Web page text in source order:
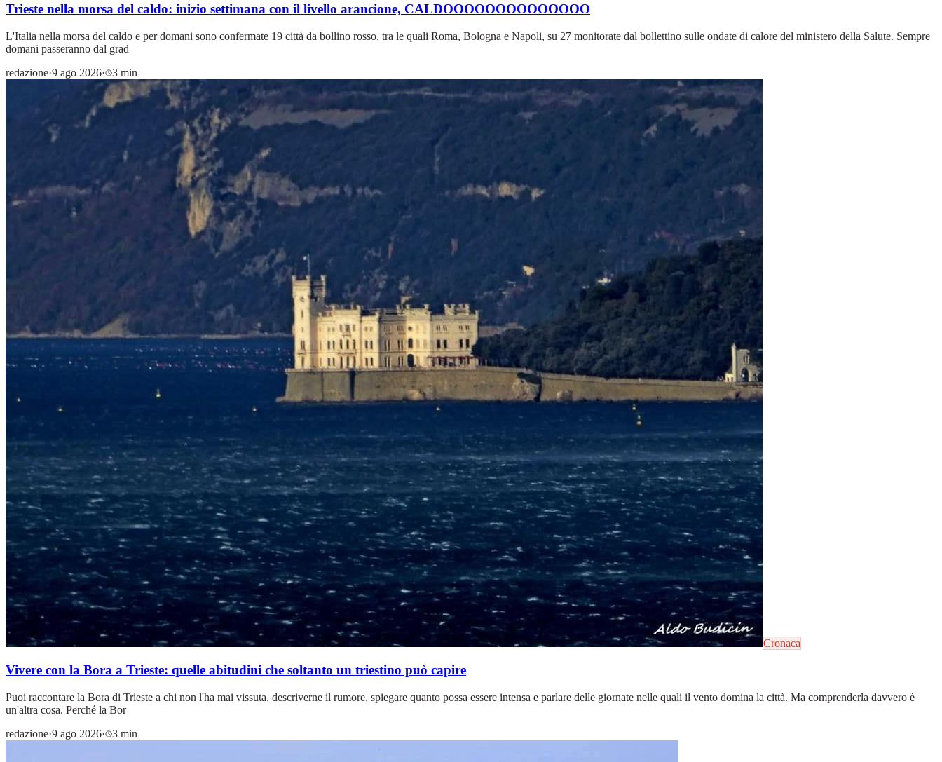
Trieste nella morsa del caldo: inizio settimana con il livello arancione, CALDOOOOOOOOOOOOOO
L'Italia nella morsa del caldo e per domani sono confermate 19 città da bollino rosso, tra le quali Roma, Bologna e Napoli, su 27 monitorate dal bollettino sulle ondate di calore del ministero della Salute. Sempre
domani passeranno dal grad
redazione·9 ago 2026· 3 min
Cronaca
Vivere con la Bora a Trieste: quelle abitudini che soltanto un triestino può capire
Puoi raccontare la Bora di Trieste a chi non l'ha mai vissuta, descriverne il rumore, spiegare quanto possa essere intensa e parlare delle giornate nelle quali il vento domina la città. Ma comprenderla davvero è
un'altra cosa. Perché la Bor
redazione·9 ago 2026· 3 min